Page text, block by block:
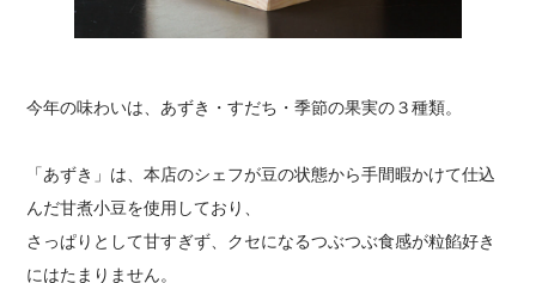
今年の味わいは、あずき・すだち・季節の果実の３種類。
「あずき」は、本店のシェフが豆の状態から手間暇かけて仕込
んだ甘煮小豆を使用しており、
さっぱりとして甘すぎず、クセになるつぶつぶ食感が粒餡好き
にはたまりません。